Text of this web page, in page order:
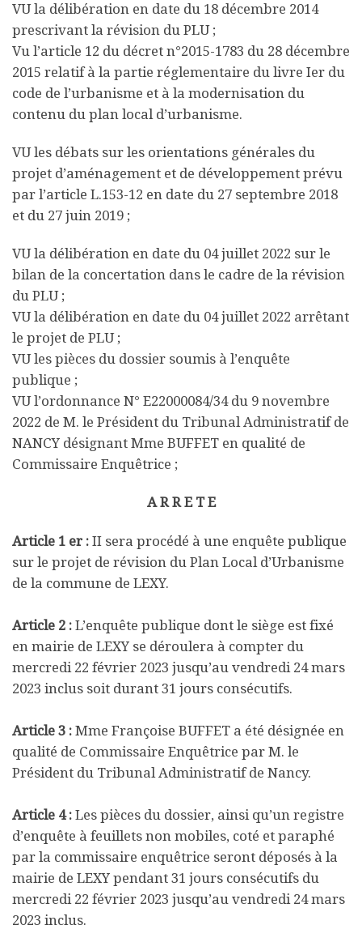
VU la délibération en date du 18 décembre 2014
prescrivant la révision du PLU ;
Vu l’article 12 du décret n°2015-1783 du 28 décembre
2015 relatif à la partie réglementaire du livre Ier du
code de l’urbanisme et à la modernisation du
contenu du plan local d’urbanisme.
VU les débats sur les orientations générales du
projet d’aménagement et de développement prévu
par l’article L.153-12 en date du 27 septembre 2018
et du 27 juin 2019 ;
VU la délibération en date du 04 juillet 2022 sur le
bilan de la concertation dans le cadre de la révision
du PLU ;
VU la délibération en date du 04 juillet 2022 arrêtant
le projet de PLU ;
VU les pièces du dossier soumis à l’enquête
publique ;
VU l’ordonnance N° E22000084/34 du 9 novembre
2022 de M. le Président du Tribunal Administratif de
NANCY désignant Mme BUFFET en qualité de
Commissaire Enquêtrice ;
A R R E T E
Article 1 er : II sera procédé à une enquête publique
sur le projet de révision du Plan Local d’Urbanisme
de la commune de LEXY.
Article 2 : L’enquête publique dont le siège est fixé
en mairie de LEXY se déroulera à compter du
mercredi 22 février 2023 jusqu’au vendredi 24 mars
2023 inclus soit durant 31 jours consécutifs.
Article 3 : Mme Françoise BUFFET a été désignée en
qualité de Commissaire Enquêtrice par M. le
Président du Tribunal Administratif de Nancy.
Article 4 : Les pièces du dossier, ainsi qu’un registre
d’enquête à feuillets non mobiles, coté et paraphé
par la commissaire enquêtrice seront déposés à la
mairie de LEXY pendant 31 jours consécutifs du
mercredi 22 février 2023 jusqu’au vendredi 24 mars
2023 inclus.